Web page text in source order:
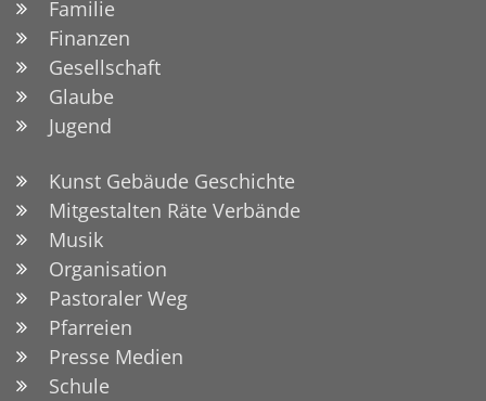
Familie
Finanzen
Gesellschaft
Glaube
Jugend
Kunst Gebäude Geschichte
Mitgestalten Räte Verbände
Musik
Organisation
Pastoraler Weg
Pfarreien
Presse Medien
Schule